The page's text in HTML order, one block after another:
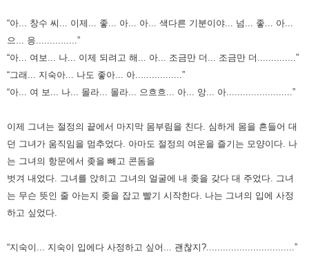
“아... 창수 씨... 이제... 좋... 아... 아... 색다른 기분이야... 넘... 좋... 아...
으... 응...............”
“아... 여보... 나... 이제 되려고 해... 아... 조금만 더... 조금만 더..............”
“그래... 지숙아... 나도 좋아... 아.................”
“아... 여 보... 나... 몰라... 몰라... 으흐흐... 아... 앙... 아........................”
이제 그녀는 절정의 끝에서 마지막 몸부림을 친다. 심하게 몸을 흔들어 대
던 그녀가 움직임을 멈추었다. 아마도 절정의 여운을 즐기는 모양이다. 나
는 그녀의 항문에서 좆을 빼고 콘돔을
벗겨 내었다.
그녀를 앉히고 그녀의 얼굴에 내 좆을 갖다 대 주었다. 그녀
는 무슨 뜻인 줄 아는지 좆을 잡고 빨기 시작한다. 나는 그녀의 입에 사정
하고 싶었다.
“지숙이... 지숙이 입에다 사정하고 싶어... 괜찮지?................................”